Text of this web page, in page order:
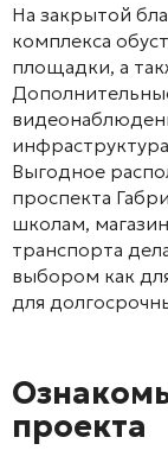
На закрытой
комплекса
площадки, а
Выгодное
проспекта
школам,
транспорта
выбором как
для
проекта